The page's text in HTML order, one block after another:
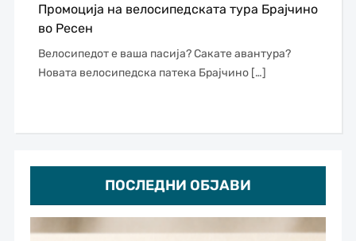
ПОСЛЕДНИ ОБЈАВИ
Промоција на велосипедската тура Брајчино
во Ресен
Велосипедот е ваша пасија? Сакате авантура?
Новата велосипедска патека Брајчино […]